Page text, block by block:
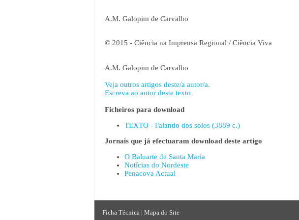
A.M. Galopim de Carvalho
© 2015 - Ciência na Imprensa Regional / Ciência Viva
A.M. Galopim de Carvalho
Veja outros artigos deste/a autor/a.
Escreva ao autor deste texto
Ficheiros para download
TEXTO - Falando dos solos (3889 c.)
Jornais que já efectuaram download deste artigo
O Baluarte de Santa Maria
Notícias do Nordeste
Penacova Actual
Ficha Técnica | Mapa do Site